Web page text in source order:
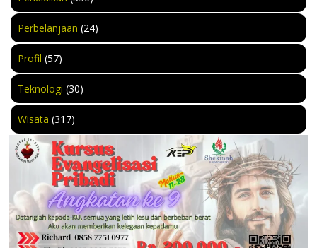
Perbelanjaan (24)
Profil (57)
Teknologi (30)
Wisata (317)